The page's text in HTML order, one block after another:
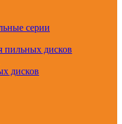
серии
пильных дисков
дисков